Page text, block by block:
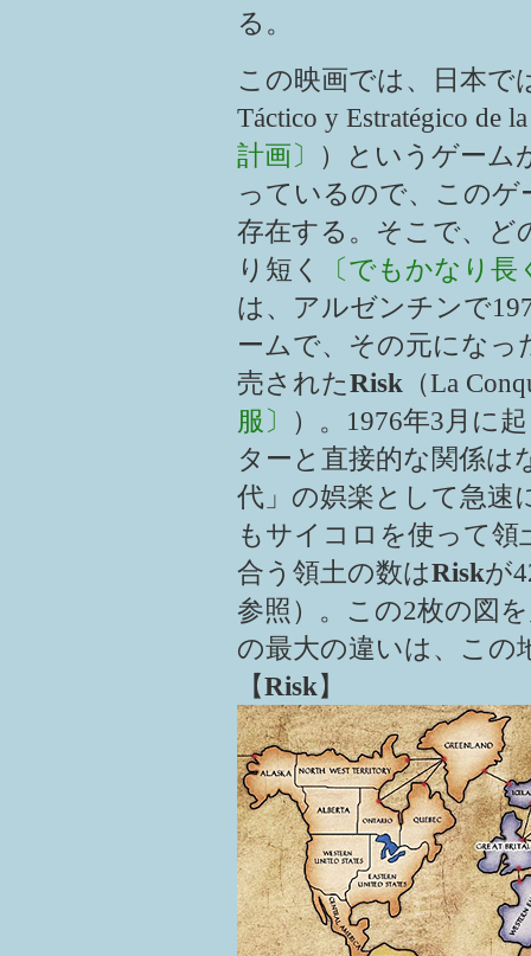
る。
この映画では、日本で
Táctico y Estratégico de
計画〕
）というゲーム
っているので、この
存在する。そこで、ど
り短く
〔でもかなり
は、アルゼンチンで
ームで、その元になっ
売されたRisk （La
服〕
）。1976年3月に
ターと直接的な関係は
代」の娯楽として急速
もサイコロを使って
合う領土の数はRiskが
参照）。この2枚の図
の最大の違いは、この
【Risk】